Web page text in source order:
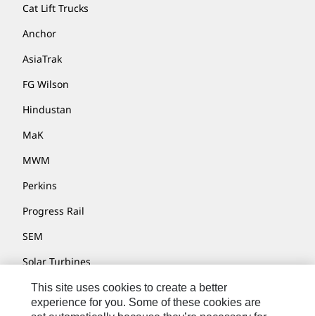
Cat Lift Trucks
Anchor
AsiaTrak
FG Wilson
Hindustan
MaK
MWM
Perkins
Progress Rail
SEM
Solar Turbines
SPM Oil & Gas
Turner Powertrain Systems
This site uses cookies to create a better
experience for you. Some of these cookies are